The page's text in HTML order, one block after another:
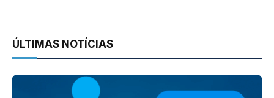
ÚLTIMAS NOTÍCIAS